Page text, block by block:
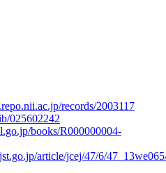
records/2003117
025602242
books/R000000004-
article/jcej/47/6/